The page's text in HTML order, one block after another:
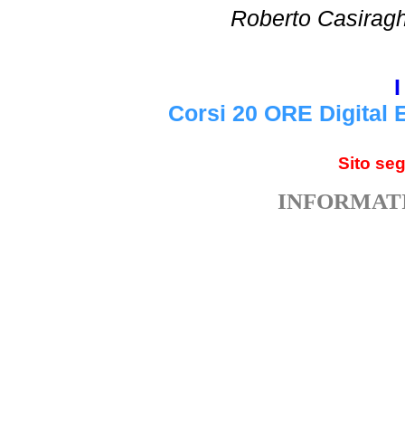
Roberto
Corsi 20 ORE Digital
Sito